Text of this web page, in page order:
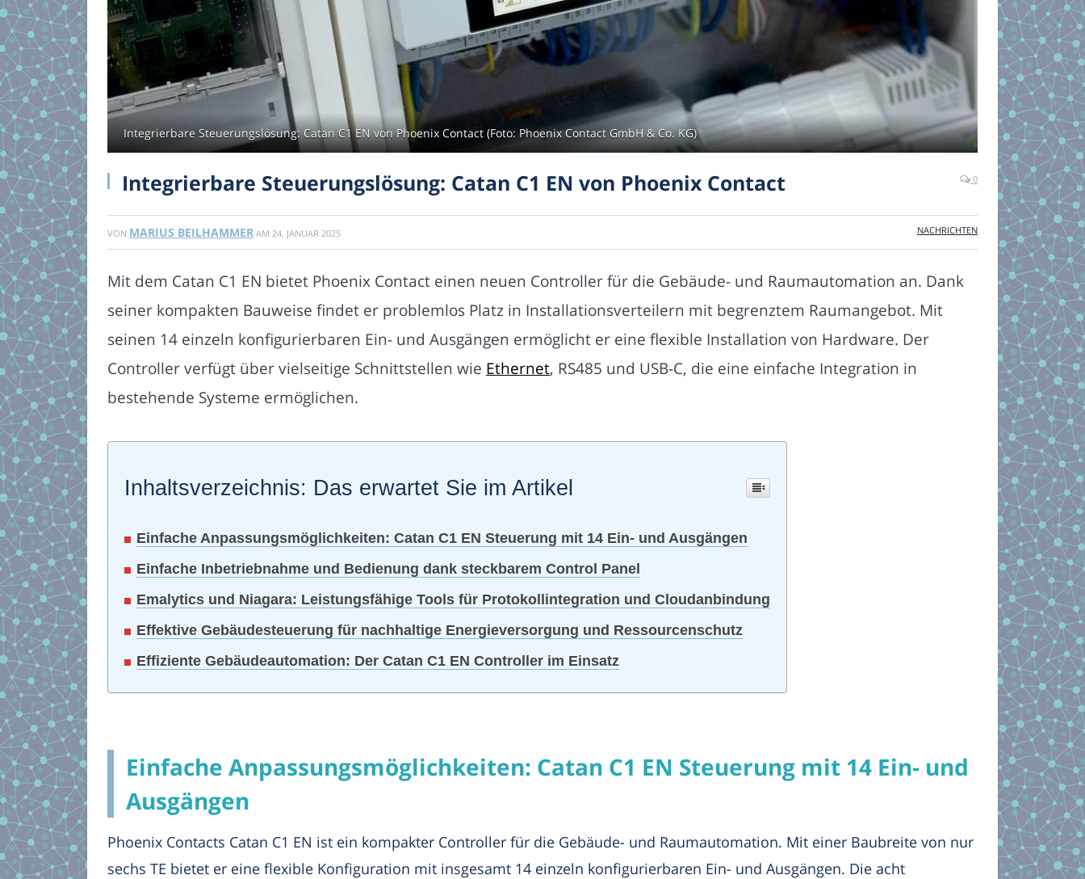
Integrierbare Steuerungslösung: Catan C1 EN von Phoenix Contact (Foto: Phoenix Contact GmbH & Co. KG)
Integrierbare Steuerungslösung: Catan C1 EN von Phoenix Contact 0
VON MARIUS BEILHAMMER AM 24. JANUAR 2025 NACHRICHTEN
Mit dem Catan C1 EN bietet Phoenix Contact einen neuen Controller für die Gebäude- und Raumautomation an. Dank
seiner kompakten Bauweise findet er problemlos Platz in Installationsverteilern mit begrenztem Raumangebot. Mit
seinen 14 einzeln konfigurierbaren Ein- und Ausgängen ermöglicht er eine flexible Installation von Hardware. Der
Controller verfügt über vielseitige Schnittstellen wie Ethernet, RS485 und USB-C, die eine einfache Integration in
bestehende Systeme ermöglichen.
Inhaltsverzeichnis: Das erwartet Sie im Artikel
Einfache Anpassungsmöglichkeiten: Catan C1 EN Steuerung mit 14 Ein- und Ausgängen
Einfache Inbetriebnahme und Bedienung dank steckbarem Control Panel
Emalytics und Niagara: Leistungsfähige Tools für Protokollintegration und Cloudanbindung
Effektive Gebäudesteuerung für nachhaltige Energieversorgung und Ressourcenschutz
Effiziente Gebäudeautomation: Der Catan C1 EN Controller im Einsatz
Einfache Anpassungsmöglichkeiten: Catan C1 EN Steuerung mit 14 Ein- und
Ausgängen
Phoenix Contacts Catan C1 EN ist ein kompakter Controller für die Gebäude- und Raumautomation. Mit einer Baubreite von nur
sechs TE bietet er eine flexible Konfiguration mit insgesamt 14 einzeln konfigurierbaren Ein- und Ausgängen. Die acht